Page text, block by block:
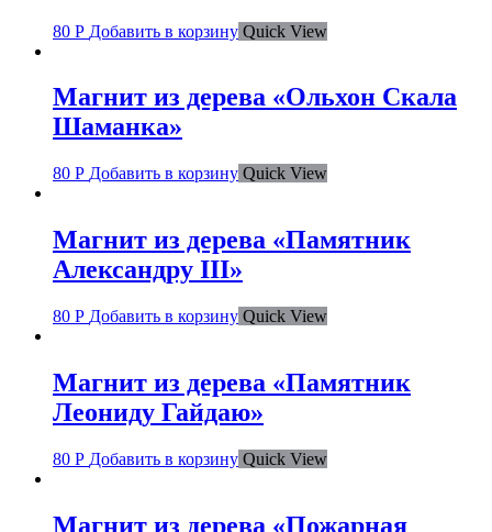
80 Р Добавить в корзину Quick View
Магнит из дерева «Ольхон Скала
Шаманка»
80 Р Добавить в корзину Quick View
Магнит из дерева «Памятник
Александру III»
80 Р Добавить в корзину Quick View
Магнит из дерева «Памятник
Леониду Гайдаю»
80 Р Добавить в корзину Quick View
Магнит из дерева «Пожарная